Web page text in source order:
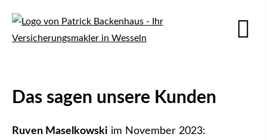
Das sagen unsere Kunden
Ruven Maselkowski im November 2023: